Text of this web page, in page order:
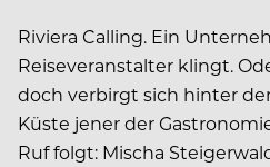
Riviera Calling. Ein
Reiseveranstalter klingt.
doch verbirgt sich hinter
Küste jener der
Ruf folgt: Mischa